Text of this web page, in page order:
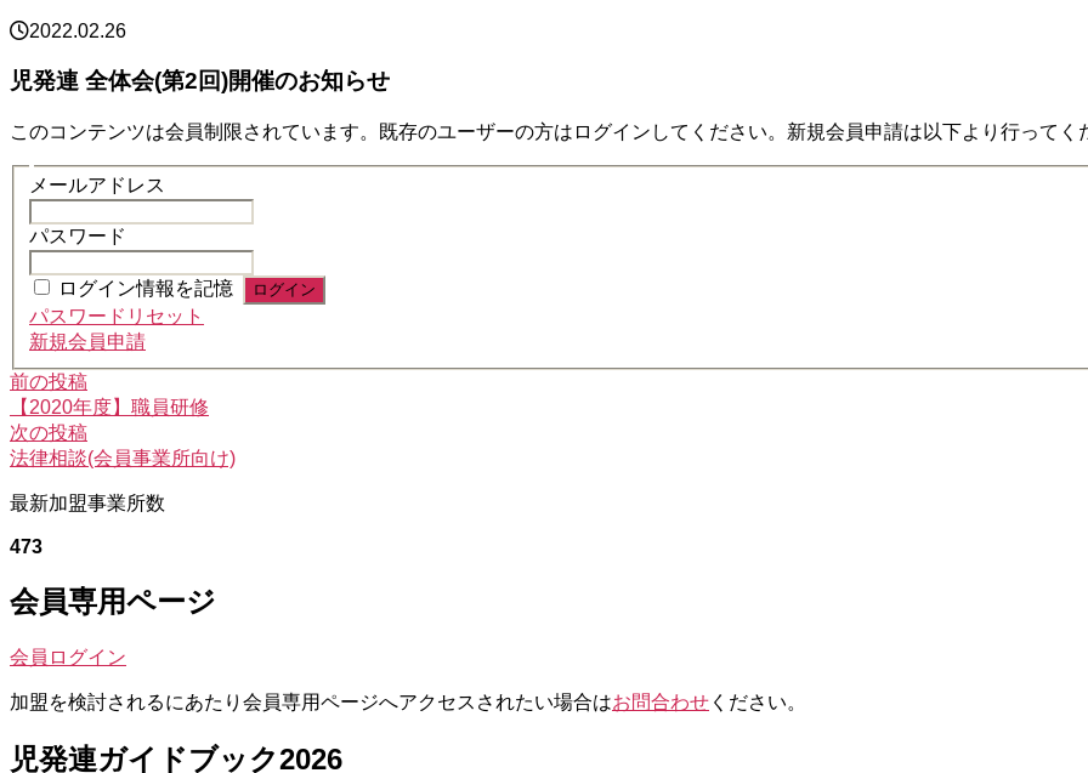
2022.02.26
児発連 全体会(第2回)開催のお知らせ
このコンテンツは会員制限されています。既存のユーザーの方はログインしてください。新規会員申請は以下より行ってく
メールアドレス
パスワード
ログイン情報を記憶
パスワードリセット
新規会員申請
投
稿
ナ
ビ
ゲ
ー
シ
ョ
ン
前の投稿前
の
投
稿:
【2020年度】職員研修
次の投稿次
の
稿:
法律相談(会員事業所向け)
最新加盟事業所数
473
会員専用ページ
会員ログイン
加盟を検討されるにあたり会員専用ページへアクセスされたい場合はお問合わせ ください。
児発連ガイドブック2026